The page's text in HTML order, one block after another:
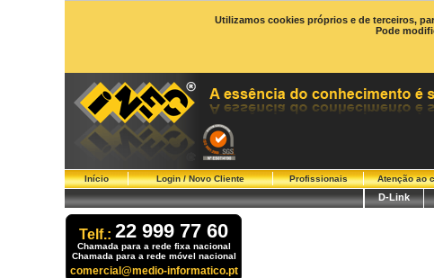
Utilizamos cookies próprios e de terceiros,
Pode
Início Login / Novo Cliente Profissionais Atenção ao
D-Link
Telf.: 22 999 77 60
Chamada para a rede fixa nacional
Chamada para a rede móvel nacional
comercial@medio-informatico.pt